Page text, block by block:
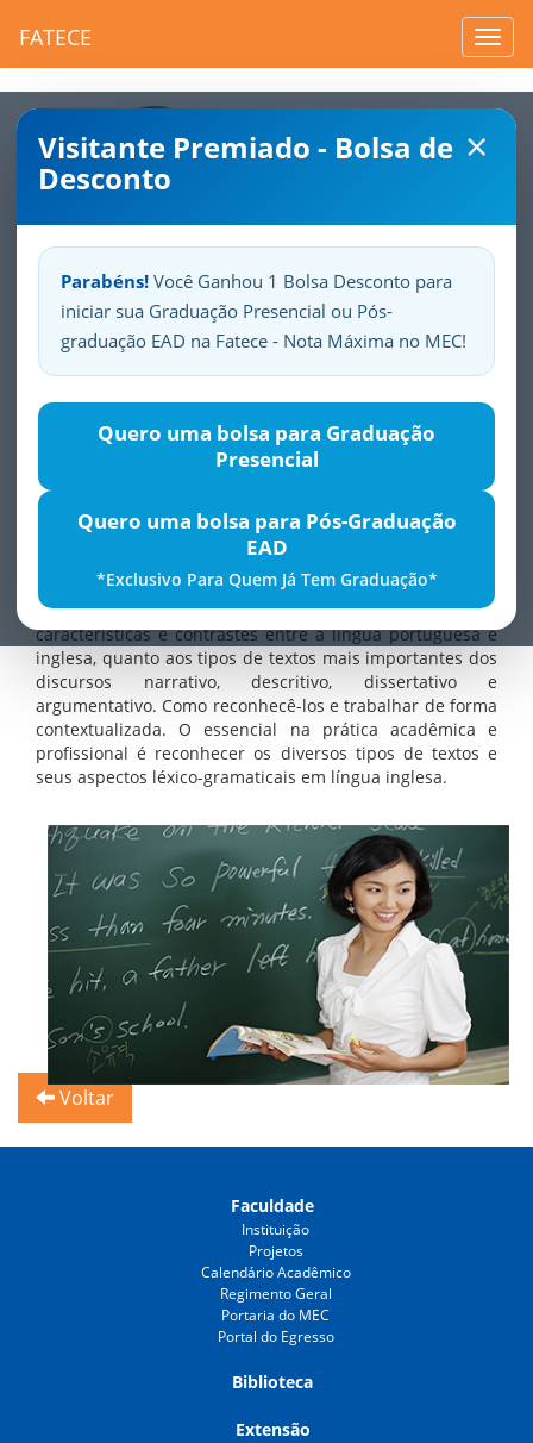
FATECE
×
Visitante Premiado - Bolsa de
Desconto
Parabéns! Você Ganhou 1 Bolsa Desconto para
iniciar sua Graduação Presencial ou Pós-
graduação EAD na Fatece - Nota Máxima no MEC!
Quero uma bolsa para Graduação
Presencial
Quero uma bolsa para Pós-Graduação
EAD
*Exclusivo Para Quem Já Tem Graduação*
SuaFatece.Seuorgulho.
Metodologia do Ensino da
Língua Inglesa
Justificativa
estruturas organizacionais e lingüísticas dos textos e
gêneros acadêmicos. Este curso apresenta as
características e contrastes entre a língua portuguesa e
inglesa, quanto aos tipos de textos mais importantes dos
discursos narrativo, descritivo, dissertativo e
argumentativo. Como reconhecê-los e trabalhar de forma
contextualizada. O essencial na prática acadêmica e
profissional é reconhecer os diversos tipos de textos e
seus aspectos léxico-gramaticais em língua inglesa.
Voltar
Faculdade
Instituição
Projetos
Calendário Acadêmico
Regimento Geral
Portaria do MEC
Portal do Egresso
Biblioteca
Extensão